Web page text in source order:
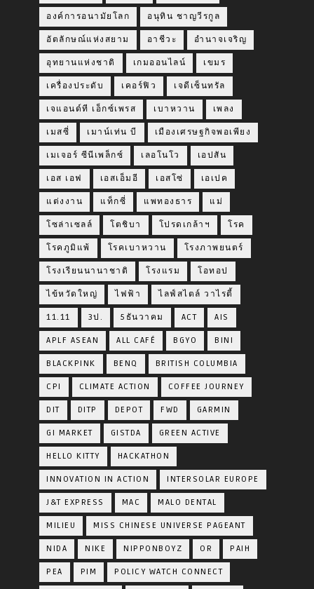
องค์การอนามัยโลก อนุทิน ชาญวีรกูล
อัตลักษณ์แห่งสยาม อาชีวะ อำนาจเจริญ
อุทยานแห่งชาติ เกมออนไลน์ เขมร
เครื่องประดับ เคอร์ฟิว เจดีเซ็นทรัล
เจแอนด์ที เอ็กซ์เพรส เบาหวาน เพลง
เมสซี่ เมาน์เท่น บี เมืองเศรษฐกิจพอเพียง
เมเจอร์ ซีนีเพล็กซ์ เลอโนโว เอปสัน
เอส เอฟ เอสเอ็มอี เอสโซ่ เอเปค
แต่งงาน แท็กซี่ แพทองธาร แม่
โซล่าเซลล์ โตชิบา โปรดเกล้าฯ โรค
โรคภูมิแพ้ โรคเบาหวาน โรงภาพยนตร์
โรงเรียนนานาชาติ โรงแรม โอทอป
ไข้หวัดใหญ่ ไฟฟ้า ไลฟ์สไตล์ วาไรตี้
11.11 3ป. 5ธันวาคม ACT AIS
APLF ASEAN ALL CAFÉ BGYO BINI
BLACKPINK BENQ BRITISH COLUMBIA
CPI CLIMATE ACTION COFFEE JOURNEY
DIT DITP DEPOT FWD GARMIN
GI MARKET GISTDA GREEN ACTIVE
HELLO KITTY HACKATHON
INNOVATION IN ACTION INTERSOLAR EUROPE
J&T EXPRESS MAC MALO DENTAL
MILIEU MISS CHINESE UNIVERSE PAGEANT
NIDA NIKE NIPPONBOYZ OR PAIH
PEA PIM POLICY WATCH CONNECT